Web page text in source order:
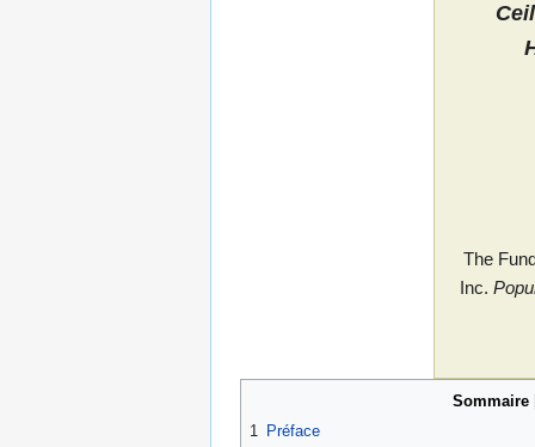
The
Inc.
Sommaire
1
Préface